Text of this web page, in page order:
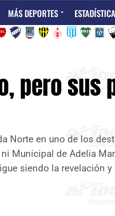
MÁS DEPORTES
pero sus
Norte en uno de los
Municipal de Adelia
siendo la revelación